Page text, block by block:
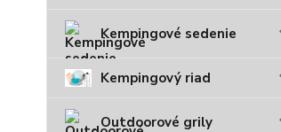
Kempingové sedenie
Kempingový riad
Outdoorové grily